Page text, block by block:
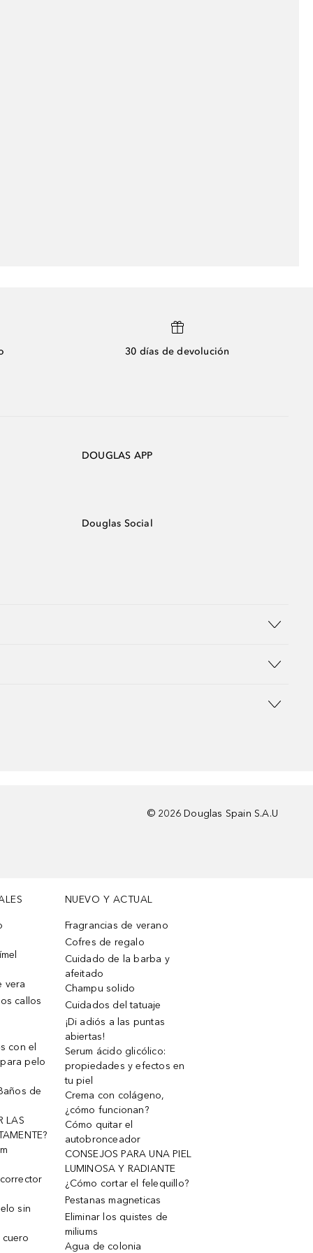
30 días de devolución
DOUGLAS APP
Douglas Social
© 2026 Douglas Spain S.A.U
vera
callos
con el
pelo
de
LAS
sin
cuero
NUEVO Y ACTUAL
Fragrancias de verano
Cofres de regalo
Cuidado de la barba y
afeitado
Champu solido
Cuidados del tatuaje
¡Di adiós a las puntas
abiertas!
Serum ácido glicólico:
propiedades y efectos en
tu piel
Crema con colágeno,
¿cómo funcionan?
Cómo quitar el
autobronceador
CONSEJOS PARA UNA PIEL
LUMINOSA Y RADIANTE
¿Cómo cortar el felequillo?
Pestanas magneticas
Eliminar los quistes de
miliums
Agua de colonia